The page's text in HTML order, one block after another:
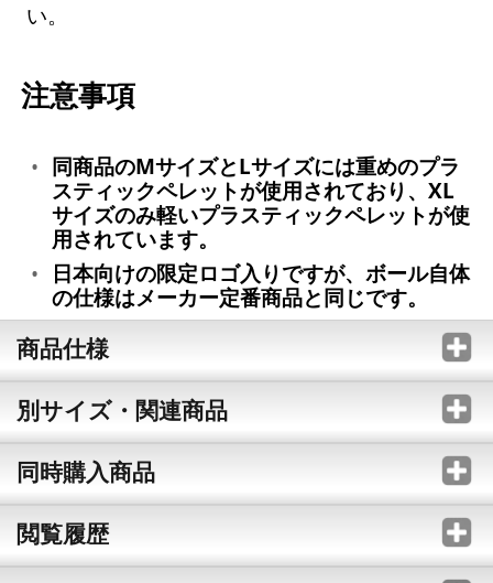
い。
注意事項
同商品のMサイズとLサイズには重めのプラ
スティックペレットが使用されており、XL
サイズのみ軽いプラスティックペレットが使
用されています。
日本向けの限定ロゴ入りですが、ボール自体
の仕様はメーカー定番商品と同じです。
商品仕様
別サイズ・関連商品
同時購入商品
閲覧履歴